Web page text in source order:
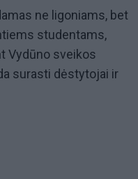
ne ligoniams, bet
studentams,
Vydūno sveikos
surasti dėstytojai ir